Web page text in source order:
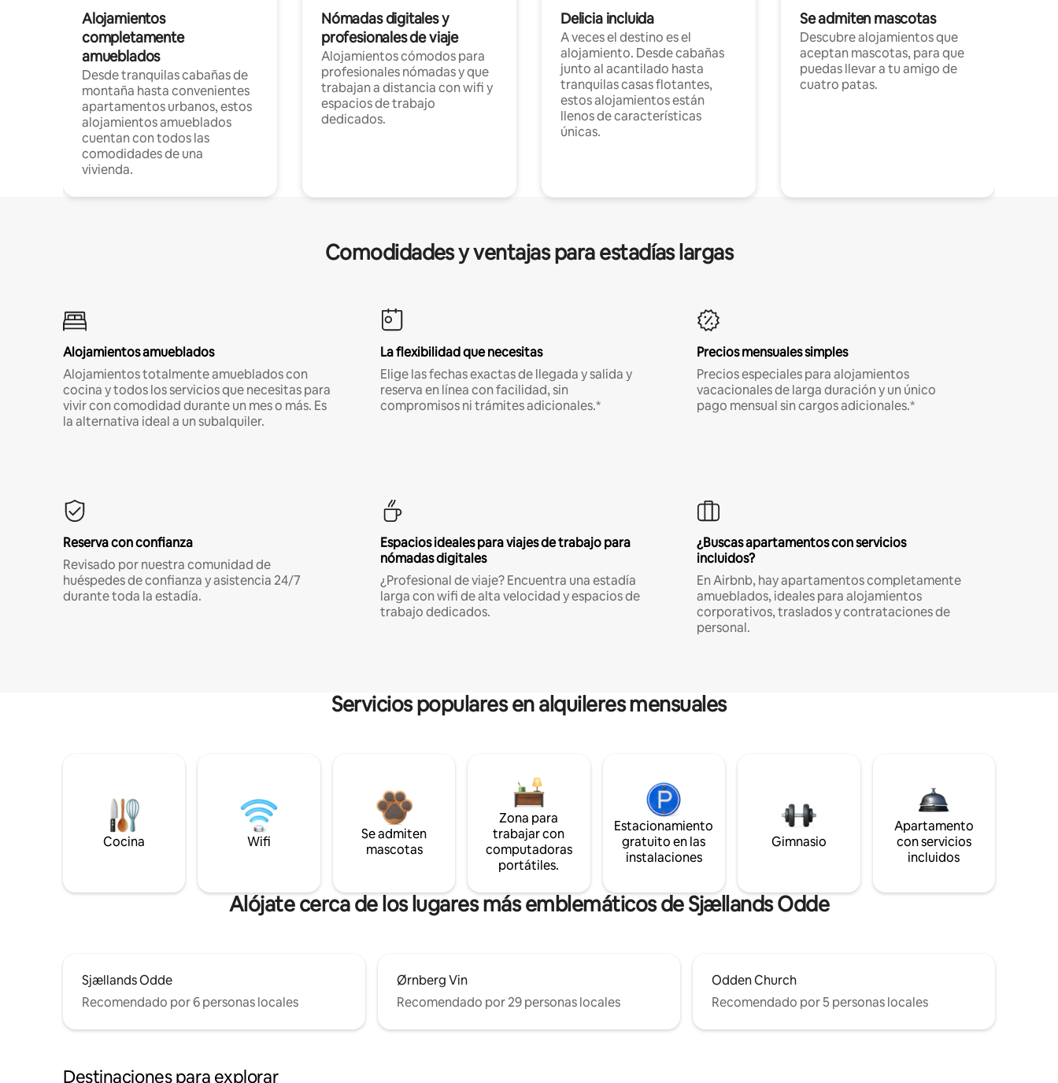
Alojamientos
completamente
amueblados
Desde tranquilas cabañas de
montaña hasta convenientes
apartamentos urbanos, estos
alojamientos amueblados
cuentan con todos las
comodidades de una
vivienda.
Nómadas digitales y
profesionales de viaje
Alojamientos cómodos para
profesionales nómadas y que
trabajan a distancia con wifi y
espacios de trabajo
dedicados.
Delicia incluida
A veces el destino es el
alojamiento. Desde cabañas
junto al acantilado hasta
tranquilas casas flotantes,
estos alojamientos están
llenos de características
únicas.
Se admiten mascotas
Descubre alojamientos que
aceptan mascotas, para que
puedas llevar a tu amigo de
cuatro patas.
Comodidades y ventajas para estadías largas
Alojamientos amueblados
Alojamientos totalmente amueblados con
cocina y todos los servicios que necesitas para
vivir con comodidad durante un mes o más. Es
la alternativa ideal a un subalquiler.
La flexibilidad que necesitas
Elige las fechas exactas de llegada y salida y
reserva en línea con facilidad, sin
compromisos ni trámites adicionales.*
Precios mensuales simples
Precios especiales para alojamientos
vacacionales de larga duración y un único
pago mensual sin cargos adicionales.*
Reserva con confianza
Revisado por nuestra comunidad de
huéspedes de confianza y asistencia 24/7
durante toda la estadía.
Espacios ideales para viajes de trabajo para
nómadas digitales
¿Profesional de viaje? Encuentra una estadía
larga con wifi de alta velocidad y espacios de
trabajo dedicados.
¿Buscas apartamentos con servicios
incluidos?
En Airbnb, hay apartamentos completamente
amueblados, ideales para alojamientos
corporativos, traslados y contrataciones de
personal.
Servicios populares en alquileres mensuales
Cocina Wifi
Se admiten
mascotas
Zona para
trabajar con
computadoras
portátiles.
Estacionamiento
gratuito en las
instalaciones
Gimnasio
Apartamento
con servicios
incluidos
Alójate cerca de los lugares más emblemáticos de Sjællands Odde
Sjællands Odde
Recomendado por 6 personas locales
Ørnberg Vin
Recomendado por 29 personas locales
Odden Church
Recomendado por 5 personas locales
Destinaciones para explorar